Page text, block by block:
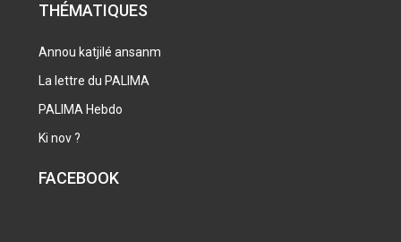
THÉMATIQUES
Annou katjilé ansanm
La lettre du PALIMA
PALIMA Hebdo
Ki nov ?
FACEBOOK